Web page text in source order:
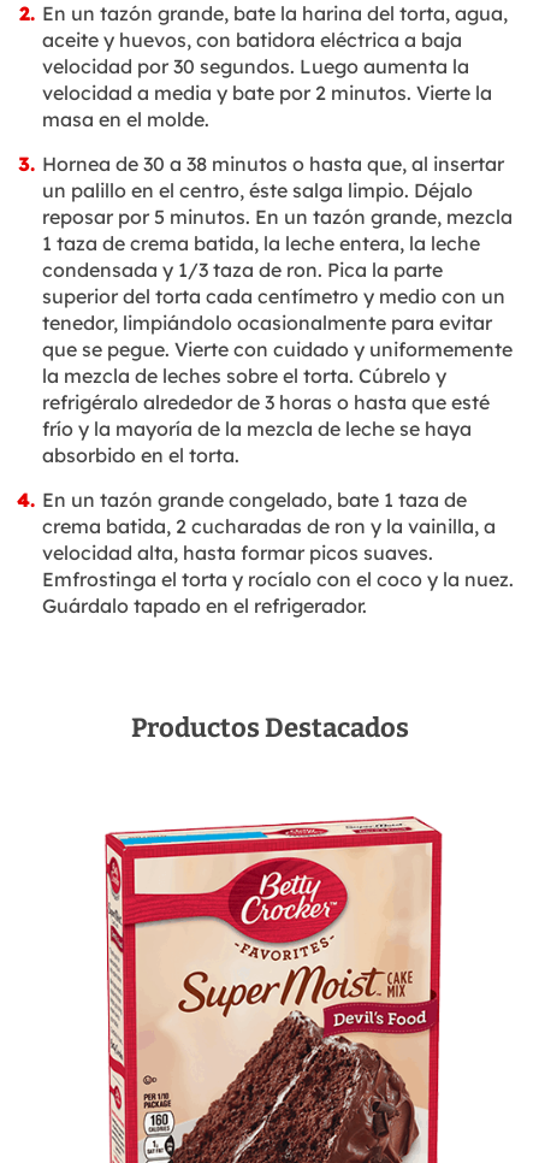
En un tazón grande, bate la harina del torta, agua,
aceite y huevos, con batidora eléctrica a baja
velocidad por 30 segundos. Luego aumenta la
velocidad a media y bate por 2 minutos. Vierte la
masa en el molde.
Hornea de 30 a 38 minutos o hasta que, al insertar
un palillo en el centro, éste salga limpio. Déjalo
reposar por 5 minutos. En un tazón grande, mezcla
1 taza de crema batida, la leche entera, la leche
condensada y 1/3 taza de ron. Pica la parte
superior del torta cada centímetro y medio con un
tenedor, limpiándolo ocasionalmente para evitar
que se pegue. Vierte con cuidado y uniformemente
la mezcla de leches sobre el torta. Cúbrelo y
refrigéralo alrededor de 3 horas o hasta que esté
frío y la mayoría de la mezcla de leche se haya
absorbido en el torta.
En un tazón grande congelado, bate 1 taza de
crema batida, 2 cucharadas de ron y la vainilla, a
velocidad alta, hasta formar picos suaves.
Emfrostinga el torta y rocíalo con el coco y la nuez.
Guárdalo tapado en el refrigerador.
Productos Destacados